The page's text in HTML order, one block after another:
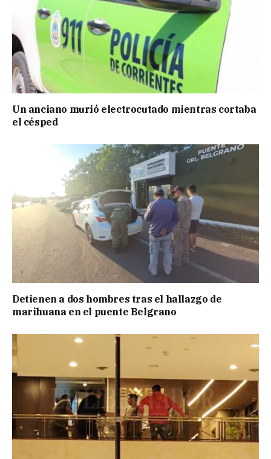
Un anciano murió electrocutado mientras cortaba
el césped
Detienen a dos hombres tras el hallazgo de
marihuana en el puente Belgrano